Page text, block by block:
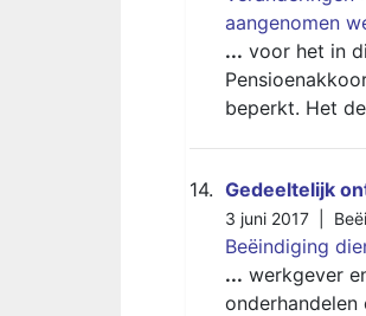
aangenomen
... voor het in
beperkt. Het
14. Gedeeltelijk
3 juni 2017 |
Beëindiging
... werkgever
onderhandelen